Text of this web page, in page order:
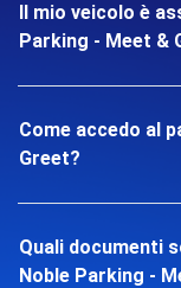
Il mio veicolo è
Parking - Meet &
Come accedo al
Greet?
Quali documenti
Noble Parking -